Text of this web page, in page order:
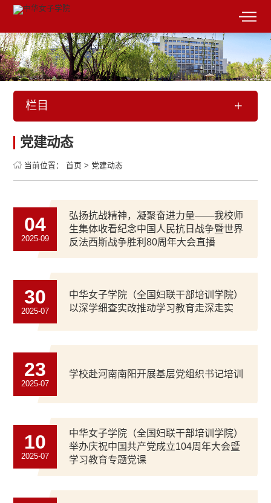
栏目
党建动态
当前位置： 首页 > 党建动态
04
2025-09
弘扬抗战精神，凝聚奋进力量——我校师
生集体收看纪念中国人民抗日战争暨世界
反法西斯战争胜利80周年大会直播
30
2025-07
中华女子学院（全国妇联干部培训学院）
以深学细查实改推动学习教育走深走实
23
2025-07
学校赴河南南阳开展基层党组织书记培训
10
2025-07
中华女子学院（全国妇联干部培训学院）
举办庆祝中国共产党成立104周年大会暨
学习教育专题党课